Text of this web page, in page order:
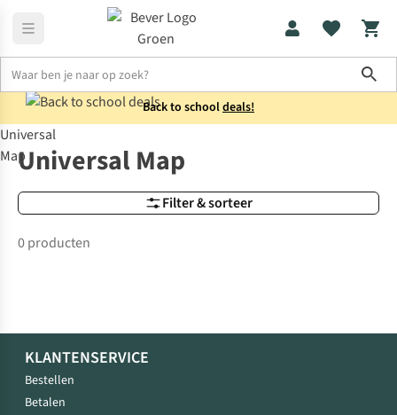
Back to schooldeals!
Merken Universal Map
Universal
Map
Filter & sorteer
Universal Map
0 producten
KLANTENSERVICE
Bestellen
Betalen